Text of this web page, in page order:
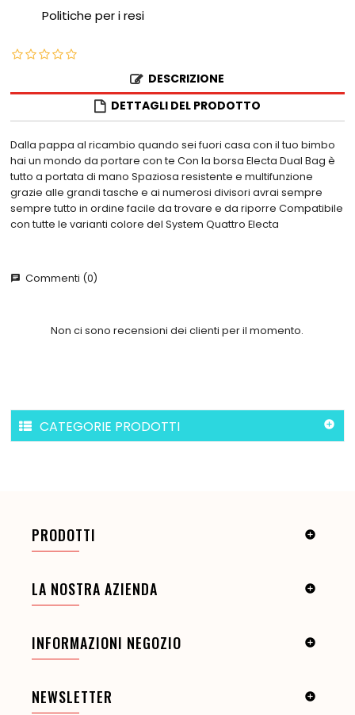
Politiche per i resi
DESCRIZIONE
DETTAGLI DEL PRODOTTO
Dalla pappa al ricambio quando sei fuori casa con il tuo bimbo
hai un mondo da portare con te Con la borsa Electa Dual Bag è
tutto a portata di mano Spaziosa resistente e multifunzione
grazie alle grandi tasche e ai numerosi divisori avrai sempre
sempre tutto in ordine facile da trovare e da riporre Compatibile
con tutte le varianti colore del System Quattro Electa
chat Commenti (0)
Non ci sono recensioni dei clienti per il momento.
CATEGORIE PRODOTTI 
PRODOTTI 
LA NOSTRA AZIENDA 
INFORMAZIONI NEGOZIO 
NEWSLETTER 